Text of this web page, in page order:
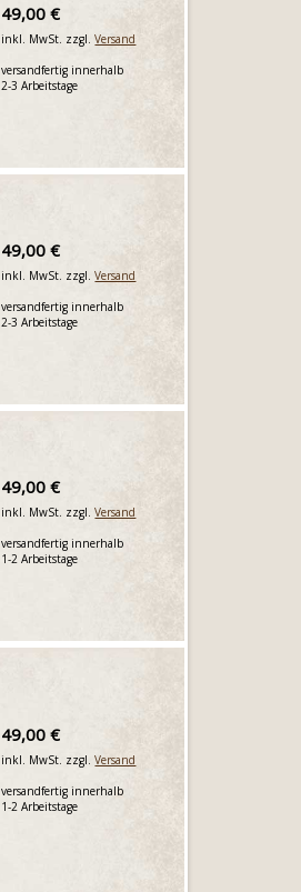
49,00 €
inkl. MwSt. zzgl.Versand
versandfertig innerhalb
2-3 Arbeitstage
49,00 €
inkl. MwSt. zzgl.Versand
versandfertig innerhalb
2-3 Arbeitstage
49,00 €
inkl. MwSt. zzgl.Versand
versandfertig innerhalb
1-2 Arbeitstage
49,00 €
inkl. MwSt. zzgl.Versand
versandfertig innerhalb
1-2 Arbeitstage